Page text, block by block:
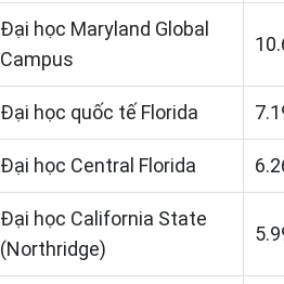
Đại học Maryland Global
Campus
Đại học quốc tế Florida
Đại học Central Florida
Đại học California State
(Northridge)